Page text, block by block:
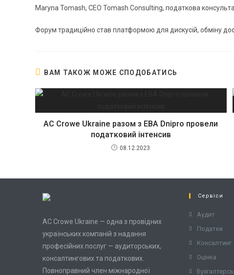
Maryna Tomash, СЕО Tomash Consulting, податкова
Форум традиційно став платформою для дискусій, обміну
ВАМ ТАКОЖ МОЖЕ СПОДОБАТИСЬ
AC Crowe Ukraine разом з EBA Dnipro провели
податковий інтенсив
08.12.2023
AC Crowe Ukraine — одна з провідних
українських компаній з надання
професійних послуг — аудиторських,
консалтингових та податкових.
Повноправний член міжнародної
Сервіси
Аудит
Податки
Консалтинг
Оцінка